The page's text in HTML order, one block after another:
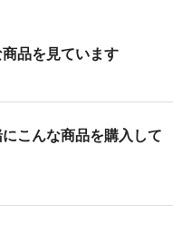
品を見ています
こんな商品を購入して